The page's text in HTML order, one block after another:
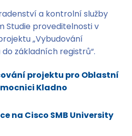
a kontrolní služby
Studie proveditelnosti v
„Vybudování
základních registrů“.
projektu pro Oblastní
Kladno
na Cisco SMB University